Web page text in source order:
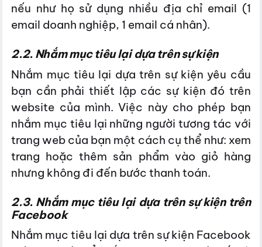
nếu như họ sử dụng nhiều địa chỉ email (1
email doanh nghiệp, 1 email cá nhân).
2.2. Nhắm mục tiêu lại dựa trên sự kiện
Nhắm mục tiêu lại dựa trên sự kiện yêu cầu
bạn cần phải thiết lập các sự kiện đó trên
website của mình. Việc này cho phép bạn
nhắm mục tiêu lại những người tương tác với
trang web của bạn một cách cụ thể như: xem
trang hoặc thêm sản phẩm vào giỏ hàng
nhưng không đi đến bước thanh toán.
2.3. Nhắm mục tiêu lại dựa trên sự kiện trên
Facebook
Nhắm mục tiêu lại dựa trên sự kiện Facebook